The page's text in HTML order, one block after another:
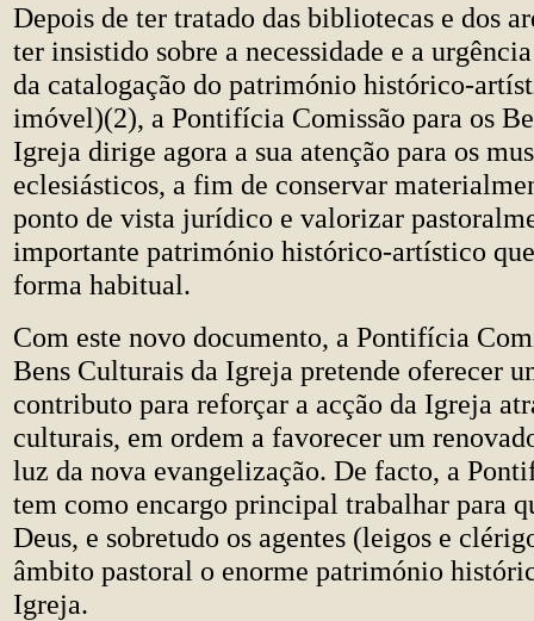
Depois de ter tratado das bibliotecas e dos
ter insistido sobre a necessidade e a
da catalogação do património histórico-
imóvel)(2), a Pontifícia Comissão para os
Igreja dirige agora a sua atenção para os
eclesiásticos, a fim de conservar
ponto de vista jurídico e valorizar
importante património histórico-artístico que
forma habitual.
Com este novo documento, a Pontifícia
Bens Culturais da Igreja pretende oferecer
contributo para reforçar a acção da Igreja
culturais, em ordem a favorecer um
luz da nova evangelização. De facto, a
tem como encargo principal trabalhar para
Deus, e sobretudo os agentes (leigos e
âmbito pastoral o enorme património
Igreja.